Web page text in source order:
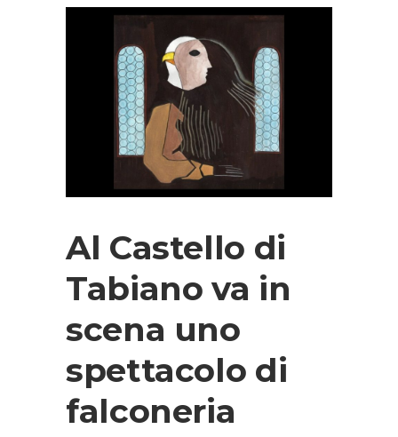
Al Castello di
Tabiano va in
scena uno
spettacolo di
falconeria